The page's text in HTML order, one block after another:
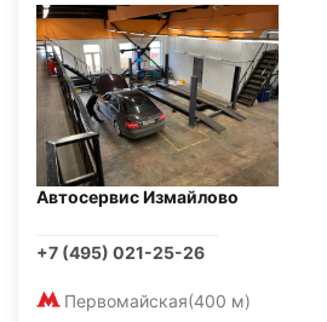
Автосервис Измайлово
+7 (495) 021-25-26
Первомайская(400 м)